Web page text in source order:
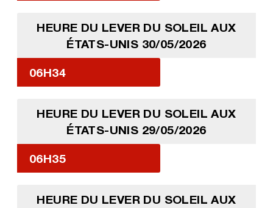
HEURE DU LEVER DU SOLEIL AUX
ÉTATS-UNIS 30/05/2026
06H34
HEURE DU LEVER DU SOLEIL AUX
ÉTATS-UNIS 29/05/2026
06H35
HEURE DU LEVER DU SOLEIL AUX